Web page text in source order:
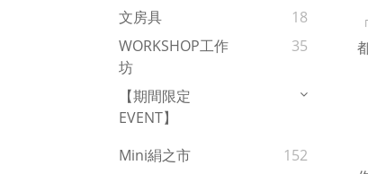
文房具
18
WORKSHOP工作
坊
35
【期間限定
EVENT】
Mini絹之市
152